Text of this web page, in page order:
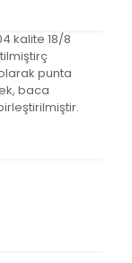
kalite 18/8
punta
baca